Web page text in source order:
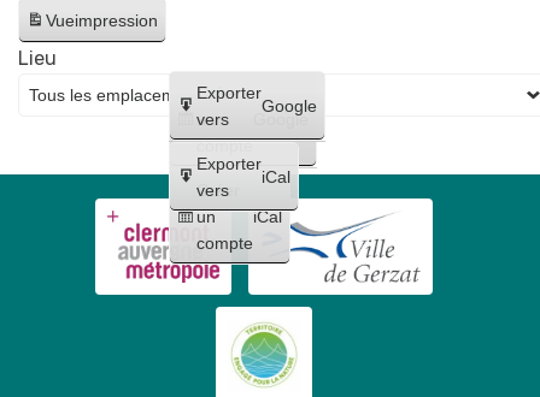
Vueimpression
Créer
un
compte
Google
Créer
un
compte
iCal
Exporter
vers
Google
Exporter
vers
iCal
Lieu